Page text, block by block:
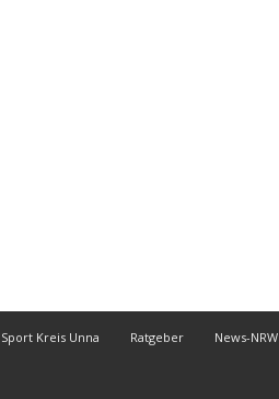
Sport Kreis Unna Ratgeber News-NRW